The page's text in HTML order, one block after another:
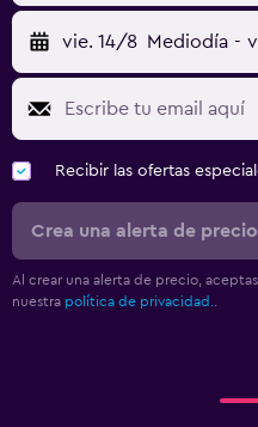
vie. 14/8 Mediodía -
Recibir las ofertas
Crea una alerta de precio
Al crear una alerta de precio,
nuestra política de privacidad..